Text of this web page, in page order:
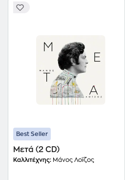
Best Seller
Μετά (2 CD)
Καλλιτέχνης: Μάνος Λοΐζος